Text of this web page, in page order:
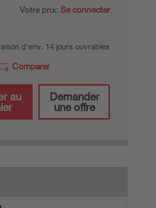
Votre prix: Se connecter
d'env. 14 jours ouvrables
Comparer
au
Demander
une offre